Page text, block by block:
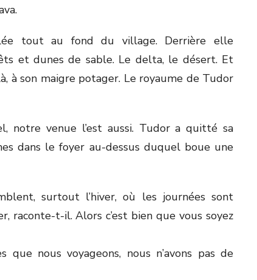
tout au fond du village. Derrière elle
et dunes de sable. Le delta, le désert. Et
à son maigre potager. Le royaume de Tudor
notre venue l’est aussi. Tudor a quitté sa
dans le foyer au-dessus duquel boue une
surtout l’hiver, où les journées sont
raconte-t-il. Alors c’est bien que vous soyez
que nous voyageons, nous n’avons pas de